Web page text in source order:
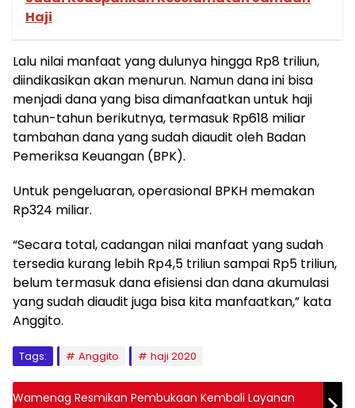
Haji
Lalu nilai manfaat yang dulunya hingga Rp8 triliun,
diindikasikan akan menurun. Namun dana ini bisa
menjadi dana yang bisa dimanfaatkan untuk haji
tahun-tahun berikutnya, termasuk Rp618 miliar
tambahan dana yang sudah diaudit oleh Badan
Pemeriksa Keuangan (BPK).
Untuk pengeluaran, operasional BPKH memakan
Rp324 miliar.
“Secara total, cadangan nilai manfaat yang sudah
tersedia kurang lebih Rp4,5 triliun sampai Rp5 triliun,
belum termasuk dana efisiensi dan dana akumulasi
yang sudah diaudit juga bisa kita manfaatkan,” kata
Anggito.
Tags: Anggito haji 2020
Wamenag Resmikan Pembukaan Kembali Layanan